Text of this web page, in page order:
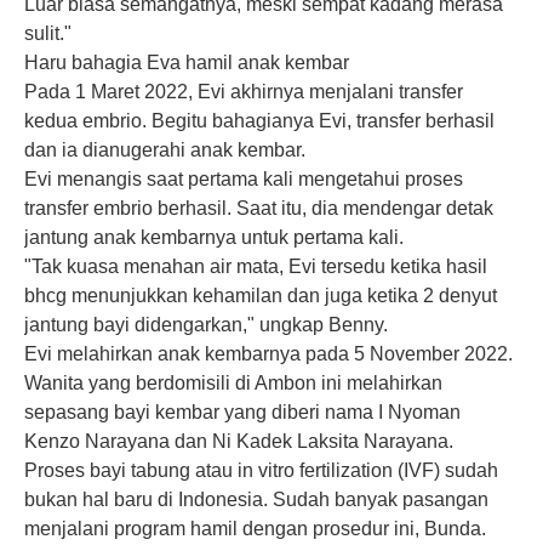
sulit."
Haru bahagia Eva hamil anak kembar
Pada 1 Maret 2022, Evi akhirnya menjalani transfer
kedua embrio. Begitu bahagianya Evi, transfer berhasil
dan ia dianugerahi anak kembar.
Evi menangis saat pertama kali mengetahui proses
transfer embrio berhasil. Saat itu, dia mendengar detak
jantung anak kembarnya untuk pertama kali.
"Tak kuasa menahan air mata, Evi tersedu ketika hasil
bhcg menunjukkan kehamilan dan juga ketika 2 denyut
jantung bayi didengarkan," ungkap Benny.
Evi melahirkan anak kembarnya pada 5 November 2022.
Wanita yang berdomisili di Ambon ini melahirkan
sepasang bayi kembar yang diberi nama I Nyoman
Kenzo Narayana dan Ni Kadek Laksita Narayana.
Proses bayi tabung atau in vitro fertilization (IVF) sudah
bukan hal baru di Indonesia. Sudah banyak pasangan
menjalani program hamil dengan prosedur ini, Bunda.